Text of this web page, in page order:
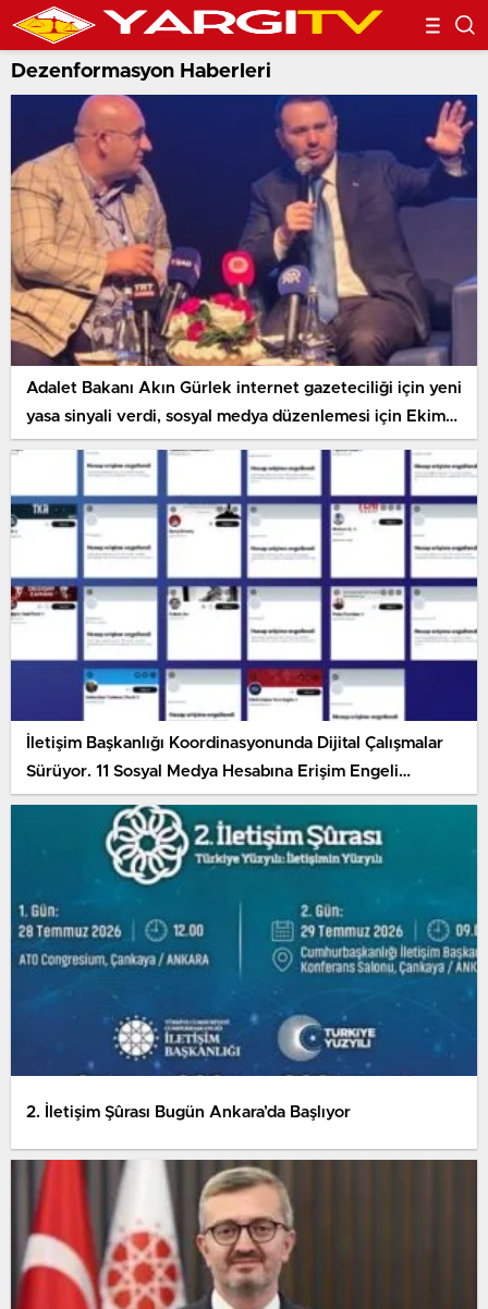
Dezenformasyon Haberleri
Adalet Bakanı Akın Gürlek internet gazeteciliği için yeni
yasa sinyali verdi, sosyal medya düzenlemesi için Ekim
ayını işaret etti
İletişim Başkanlığı Koordinasyonunda Dijital Çalışmalar
Sürüyor. 11 Sosyal Medya Hesabına Erişim Engeli
Getirildi
2. İletişim Şûrası Bugün Ankara’da Başlıyor